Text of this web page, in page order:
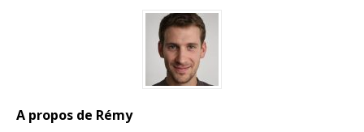
A propos de Rémy